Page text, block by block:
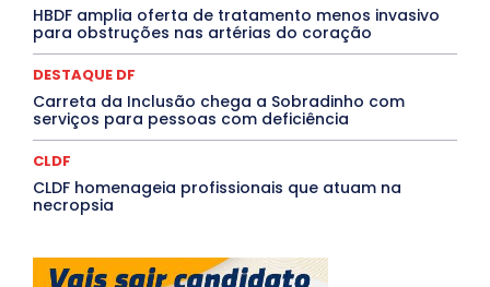
Mais
HBDF amplia oferta de tratamento menos invasivo
para obstruções nas artérias do coração
DESTAQUE DF
Carreta da Inclusão chega a Sobradinho com
serviços para pessoas com deficiência
CLDF
CLDF homenageia profissionais que atuam na
necropsia